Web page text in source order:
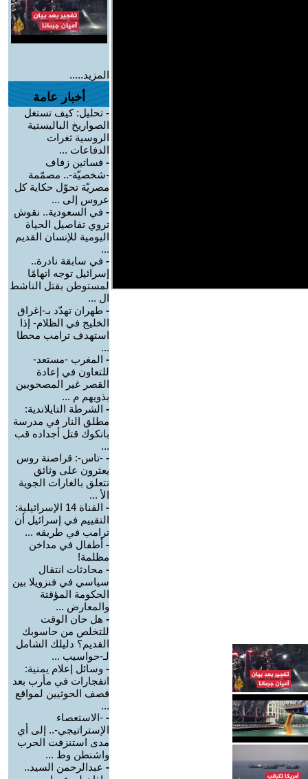
المزيد.....
أخبار عامة
- تحليل: كيف تستغل
الصواريخ الباليستية
الروسية ثغرات
الدفاعات ...
- فساتين زفاف
-شخصيّة-.. مصمّمة
مصريّة تحوّل حكاية كل
عروس إلى ...
- في السعودية.. نقوش
تروي تفاصيل الحياة
اليومية للإنسان القديم
...
- في سابقة نادرة..
إسرائيل توجه اتهامًا
لمستوطن بقتل الناشط
ال ...
- طهران تهدّد بـ-إغراق
الخليج في الظلام- إذا
استهدف ترامب محطا
...
- المغرب -مستعد-
للتعاون في إعادة
القصر غير المصحوبين
بذويهم م ...
- الشرطة التايلاندية:
مطلق النار في مدرسة
بانكوك قتل أجداده قب
...
- -تاس-: قراصنة روس
يعثرون على وثائق
تتعلق بالغارات الجوية
الأ ...
-
القناة 14 الإسرائيلية:
التقييم في إسرائيل أن
ترامب في طريقه ...
- أطفال في مداخن
مظلمة!
- محادثات انتقال
سياسي في فنزويلا بين
الحكومة المؤقتة
والمعارض ...
- هل حان الوقت
للتخلص من حاسوبك
القديم؟ دليلك الشامل
لـ-حواسيب ...
- وسائل إعلام يمنية:
انفجارات في مأرب بعد
قصف الحوثيين لمواقع
...
- -الاستعصاء
الإستراتيجي-.. إلى أي
مدى استنزفت الحرب
واشنطن وط ...
- عبدالرحمن السيد..